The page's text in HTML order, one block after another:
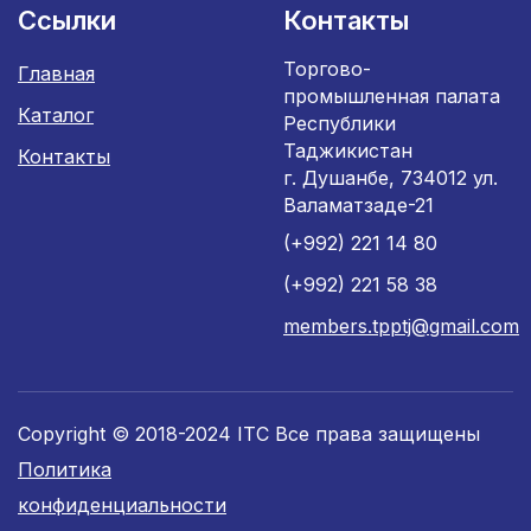
Ссылки
Главная
Каталог
Контакты
Контакты
Торгово-
промышленная палата
Республики
Таджикистан
г. Душанбе, 734012 ул.
Валаматзаде-21
(+992) 221 14 80
(+992) 221 58 38
members.tpptj@gmail.com
Copyright © 2018-2024 ITC Все права защищены
Политика
конфиденциальности